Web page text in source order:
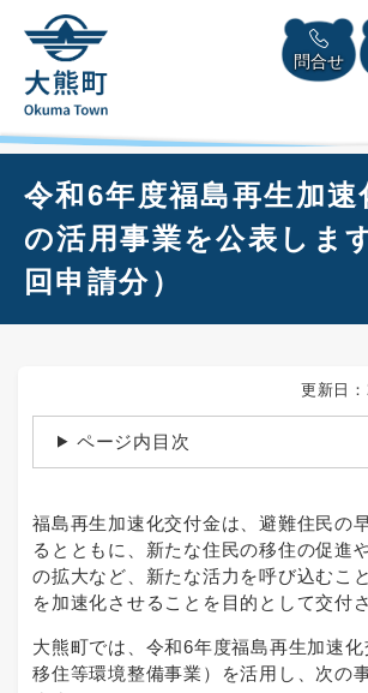
頭
メニューを飛ばして本文へ
問合せ
令和6年度福島再生加速
の活用事業を公表しま
回申請分）
更新日
ページ内目次
福島再生加速化交付金は、避難住民の
るとともに、新たな住民の移住の促進
の拡大など、新たな活力を呼び込むこ
を加速化させることを目的として交付
大熊町では、令和6年度福島再生加速化
移住等環境整備事業）を活用し、次の